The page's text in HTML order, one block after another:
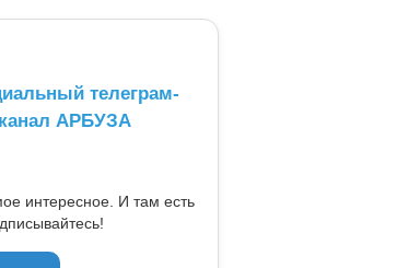
телеграм-
канал АРБУЗА
интересное. И там есть